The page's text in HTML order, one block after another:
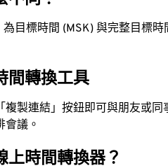
目標時間 (MSK) 與完整目標
間轉換工具
製連結」按鈕即可與朋友或同
議。
上時間轉換器？